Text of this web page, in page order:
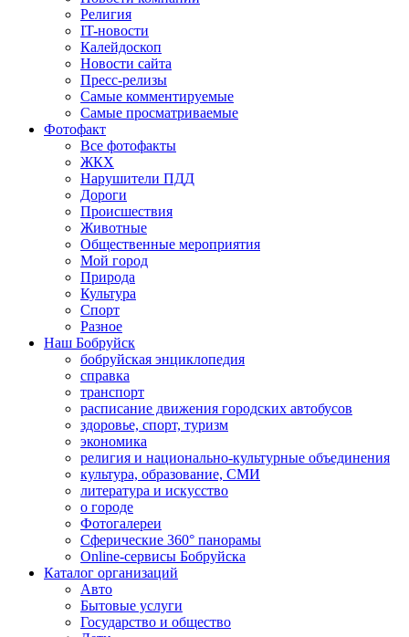
Религия
IT-новости
Калейдоскоп
Новости сайта
Пресс-релизы
Самые комментируемые
Самые просматриваемые
Фотофакт
Все фотофакты
ЖКХ
Нарушители ПДД
Дороги
Происшествия
Животные
Общественные мероприятия
Мой город
Природа
Культура
Спорт
Разное
Наш Бобруйск
бобруйская энциклопедия
справка
транспорт
расписание движения городских автобусов
здоровье, спорт, туризм
экономика
религия и национально-культурные объединения
культура, образование, СМИ
литература и искусство
о городе
Фотогалереи
Сферические 360° панорамы
Online-сервисы Бобруйска
Каталог организаций
Авто
Бытовые услуги
Государство и общество